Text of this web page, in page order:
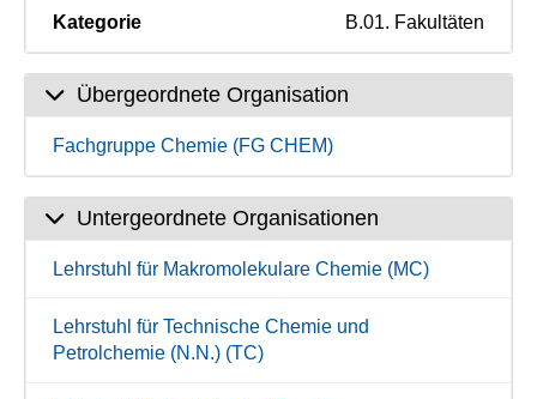
Kategorie B.01. Fakultäten
Übergeordnete Organisation
Fachgruppe Chemie (FG CHEM)
Untergeordnete Organisationen
Lehrstuhl für Makromolekulare Chemie (MC)
Lehrstuhl für Technische Chemie und
Petrolchemie (N.N.) (TC)